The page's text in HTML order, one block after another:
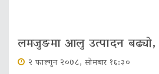
लमजुङमा आलु उत्पादन
२ फाल्गुन २०७८, सोमबार १६:३०